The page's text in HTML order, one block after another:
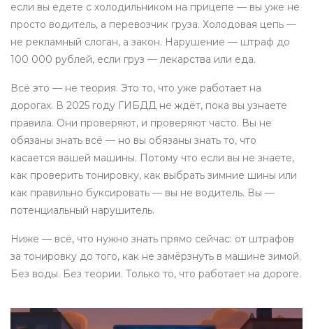
если вы едете с холодильником на прицепе — вы уже не
просто водитель, а перевозчик груза. Холодовая цепь —
не рекламный слоган, а закон. Нарушение — штраф до
100 000 рублей, если груз — лекарства или еда.
Всё это — не теория. Это то, что уже работает на
дорогах. В 2025 году ГИБДД не ждёт, пока вы узнаете
правила. Они проверяют, и проверяют часто. Вы не
обязаны знать всё — но вы обязаны знать то, что
касается вашей машины. Потому что если вы не знаете,
как проверить тонировку, как выбрать зимние шины или
как правильно буксировать — вы не водитель. Вы —
потенциальный нарушитель.
Ниже — всё, что нужно знать прямо сейчас: от штрафов
за тонировку до того, как не замёрзнуть в машине зимой.
Без воды. Без теории. Только то, что работает на дороге.